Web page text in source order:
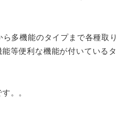
多機能のタイプまで各種取り
等便利な機能が付いているタ
。。